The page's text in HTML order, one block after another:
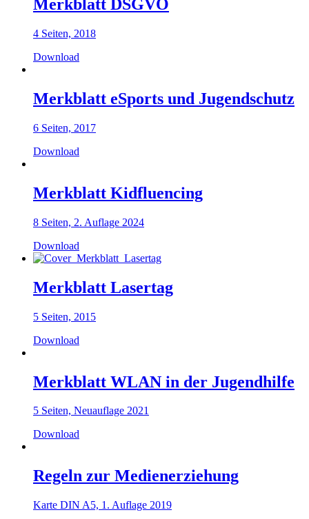
Merkblatt DSGVO
4 Seiten, 2018
Download
Merkblatt eSports und Jugendschutz
6 Seiten, 2017
Download
Merkblatt Kidfluencing
8 Seiten, 2. Auflage 2024
Download
Merkblatt Lasertag
5 Seiten, 2015
Download
Merkblatt WLAN in der Jugendhilfe
5 Seiten, Neuauflage 2021
Download
Regeln zur Medienerziehung
Karte DIN A5, 1. Auflage 2019